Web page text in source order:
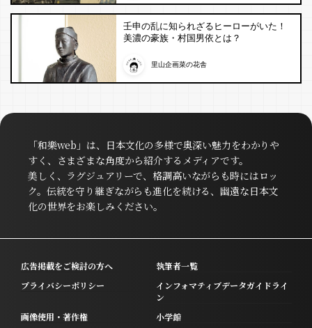
壬申の乱に知られざるヒーローがいた！
美濃の豪族・村国男依とは？
里山企画菜の花舎
「和樂web」は、日本文化の多様で奥深い魅力をわかりや
すく、さまざまな角度から紹介するメディアです。
美しく、ラグジュアリーで、格調高いながらも時にはロッ
ク。伝統を守り継ぎながらも進化を続ける、幽遠な日本文
化の世界をお楽しみください。
広告掲載をご検討の方へ
執筆者一覧
プライバシーポリシー
インフォマティブデータガイドライ
ン
画像使用・著作権
小学館